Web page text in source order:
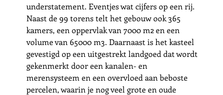
understatement. Eventjes wat cijfers op een rij.
Naast de 99 torens telt het gebouw ook 365
kamers, een oppervlak van 7000 m2 en een
volume van 65000 m3. Daarnaast is het kasteel
gevestigd op een uitgestrekt landgoed dat wordt
gekenmerkt door een kanalen- en
merensysteem en een overvloed aan beboste
percelen, waarin je nog veel grote en oude